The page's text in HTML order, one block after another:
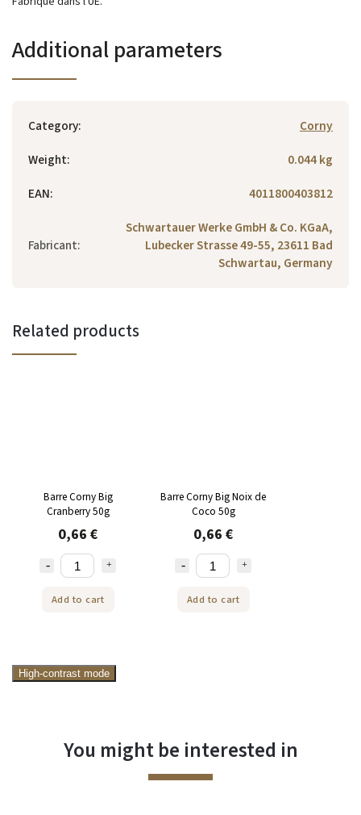
Additional parameters
Category:
Corny
Weight:
0.044 kg
EAN: 4011800403812
Fabricant:
Schwartauer Werke GmbH & Co. KGaA,
Lubecker Strasse 49-55, 23611 Bad
Schwartau, Germany
Related products
Barre Corny Big
Cranberry 50g
0,66 €
Add to cart
Barre Corny Big Noix de
Coco 50g
0,66 €
Add to cart
High-contrast mode
You might be interested in